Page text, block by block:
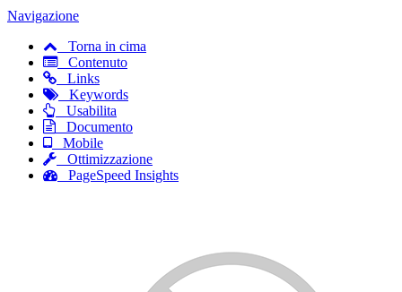
Navigazione
Torna in cima
Contenuto
Links
Keywords
Usabilita
Documento
Mobile
Ottimizzazione
PageSpeed Insights